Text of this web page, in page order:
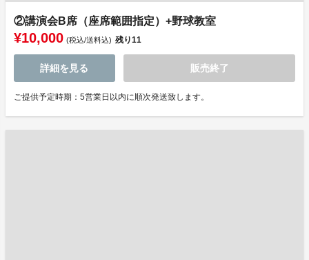
②講演会B席（座席範囲指定）+野球教室
¥10,000 (税込/送料込) 残り11
詳細を見る 販売終了
ご提供予定時期：5営業日以内に順次発送致します。